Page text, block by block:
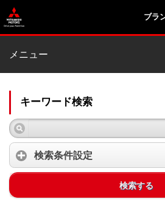
ブラ
メニュー
キーワード検索
検索条件設定
検索する